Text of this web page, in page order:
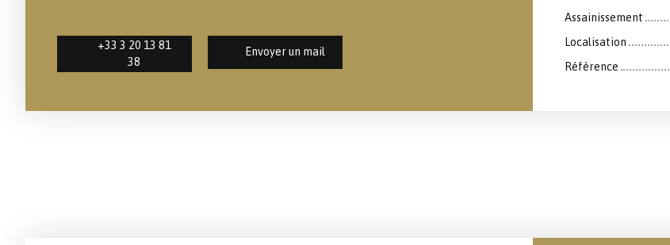
+33 3 20 13 81
38
Envoyer un mail
Assainissement
Localisation
Référence